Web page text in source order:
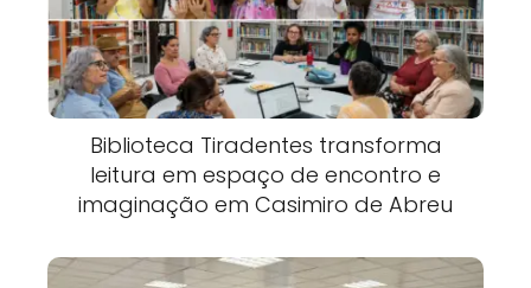
Biblioteca Tiradentes transforma
leitura em espaço de encontro e
imaginação em Casimiro de Abreu